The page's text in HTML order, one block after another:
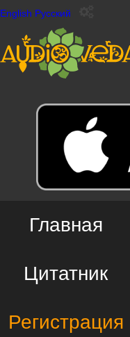
English Русский
Главная
Цитатник
Регистрация